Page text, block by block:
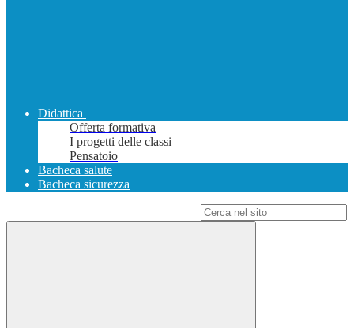
Didattica
Offerta formativa
I progetti delle classi
Pensatoio
Bacheca salute
Bacheca sicurezza